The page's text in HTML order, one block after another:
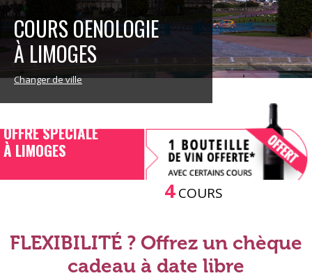
COURS OENOLOGIE
À LIMOGES
Changer de ville
OFFRE SPECIALE
À LIMOGES
4COURS
FLEXIBILITÉ ? Offrez un chèque
cadeau à date libre